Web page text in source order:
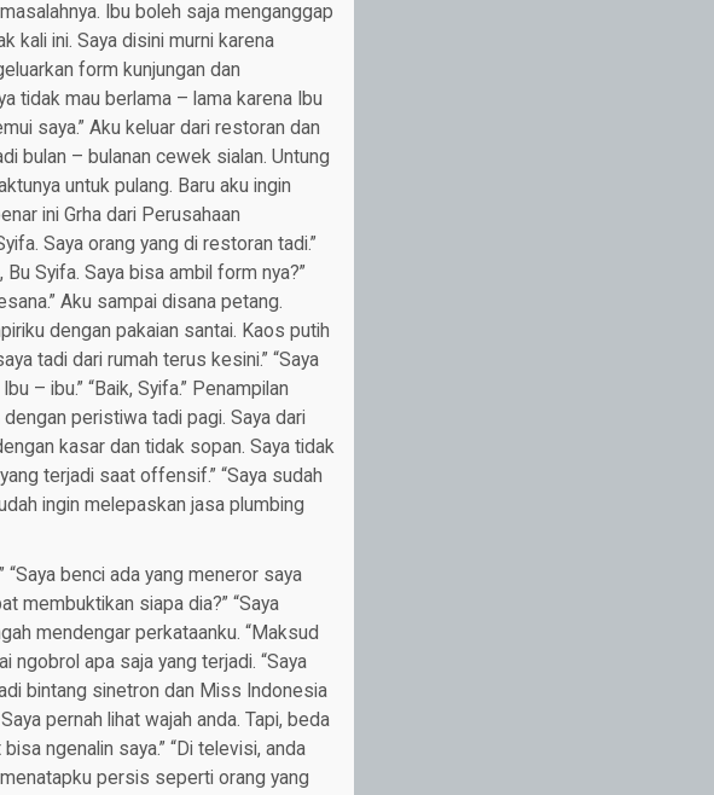
Ibu boleh saja menganggap
kali ini. Saya disini murni karena
form kunjungan dan
tidak mau berlama – lama karena Ibu
saya.” Aku keluar dari restoran dan
bulan – bulanan cewek sialan. Untung
untuk pulang. Baru aku ingin
ini Grha dari Perusahaan
Saya orang yang di restoran tadi.”
Syifa. Saya bisa ambil form nya?”
Aku sampai disana petang.
dengan pakaian santai. Kaos putih
tadi dari rumah terus kesini.” “Saya
– ibu.” “Baik, Syifa.” Penampilan
dengan peristiwa tadi pagi. Saya dari
kasar dan tidak sopan. Saya tidak
terjadi saat offensif.” “Saya sudah
ingin melepaskan jasa plumbing
benci ada yang meneror saya
membuktikan siapa dia?” “Saya
mendengar perkataanku. “Maksud
ngobrol apa saja yang terjadi. “Saya
bintang sinetron dan Miss Indonesia
pernah lihat wajah anda. Tapi, beda
ngenalin saya.” “Di televisi, anda
persis seperti orang yang